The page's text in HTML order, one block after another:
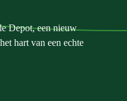
Depot, een nieuw
hart van een echte